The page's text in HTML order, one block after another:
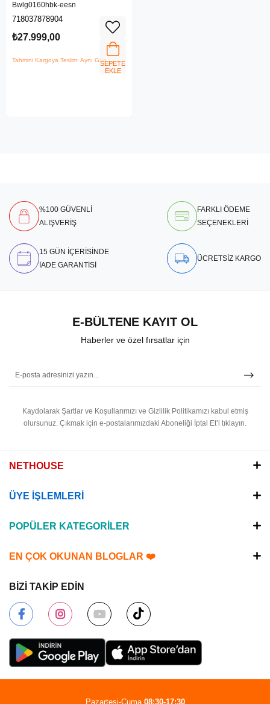
Bwlg0160hbk-eesn
718037878904
₺27.999,00
Tahmini Kargoya Teslim: Aynı GünSEPETE
EKLE
%100 GÜVENLİ
ALIŞVERİŞ
FARKLI ÖDEME
SEÇENEKLERİ
15 GÜN İÇERİSİNDE
İADE GARANTİSİ
ÜCRETSİZ KARGO
E-BÜLTENE KAYIT OL
Haberler ve özel fırsatlar için
Kaydolarak Şartlar ve Koşullarımızı ve Gizlilik Politikamızı kabul etmiş
olursunuz. Çıkmak için e-postalarımızdaki Aboneliği İptal Et’i tıklayın.
NETHOUSE
ÜYE İŞLEMLERİ
POPÜLER KATEGORİLER
EN ÇOK OKUNAN BLOGLAR ❤️
BİZİ TAKİP EDİN
Pazartesi-Cuma 08:30-17:30